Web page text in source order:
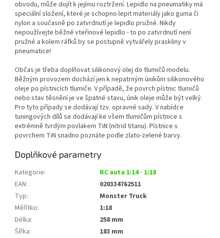
obvodu, může dojít k jejímu roztržení. Lepidlo na pneumatiky má
speciální složení, které je schopno lepit materiály jako guma či
nylon a současně po zatvrdnutí je lepidlo pružné. Nikdy
nepoužívejte běžné vteřinové lepidlo - to po zatvrdnutí není
pružné a kolem ráfků by se postupně vytvářely praskliny v
pneumatice!
Občas je třeba doplňovat silikonový olej do tlumičů modelu.
Běžným provozem dochází jen k nepatrným únikům silikonového
oleje po pístnicích tlumiče. V případě, že povrch pístnic tlumičů
nebo stav těsnění je ve špatné stavu, únik oleje může být velký.
Pro tyto případy se dodávají tzv. opravné sady. V nabídce
tuningových dílů se dodávají ke všem tlumičům pístnice s
extrémně tvrdým povlakem TiN (nitrid titanu). Pístnice s
povrchem TiN snadno poznáte podle zlato-zelené barvy.
Doplňkové parametry
Kategorie:
RC auta 1:14 - 1:18
EAN:
020334762511
Typ:
Monster Truck
Měřítko:
1:18
Délka:
258 mm
Šířka:
183 mm